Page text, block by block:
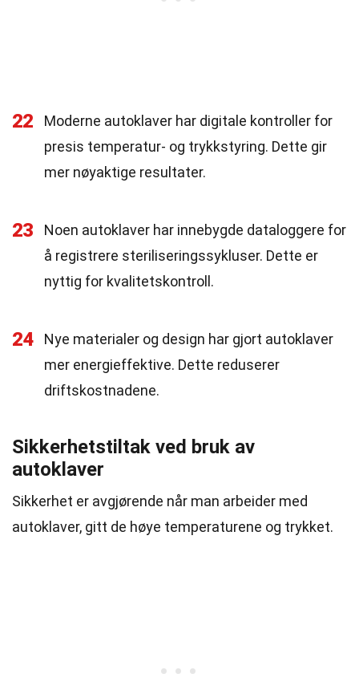
22
Moderne autoklaver har digitale kontroller for
presis temperatur- og trykkstyring. Dette gir
mer nøyaktige resultater.
23
Noen autoklaver har innebygde dataloggere for
å registrere steriliseringssykluser. Dette er
nyttig for kvalitetskontroll.
24
Nye materialer og design har gjort autoklaver
mer energieffektive. Dette reduserer
driftskostnadene.
Sikkerhetstiltak ved bruk av
autoklaver
Sikkerhet er avgjørende når man arbeider med
autoklaver, gitt de høye temperaturene og trykket.